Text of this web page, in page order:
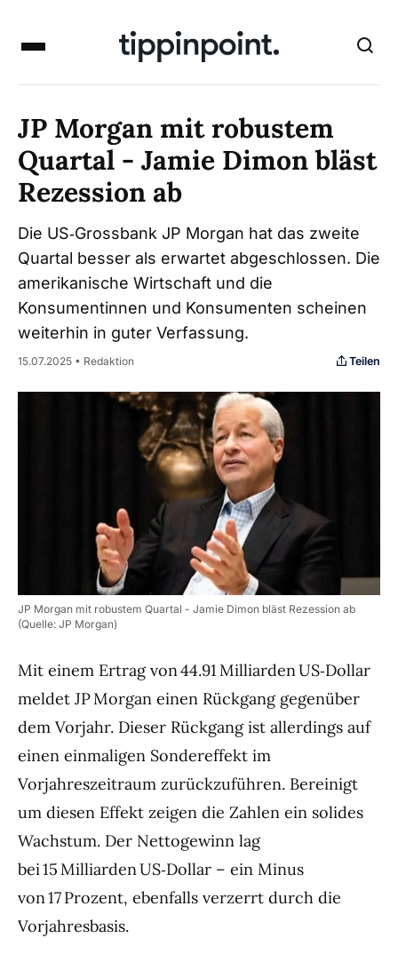
JP Morgan mit robustem
Quartal - Jamie Dimon bläst
Rezession ab
Die US‑Grossbank JP Morgan hat das zweite
Quartal besser als erwartet abgeschlossen. Die
amerikanische Wirtschaft und die
Konsumentinnen und Konsumenten scheinen
weiterhin in guter Verfassung.
15.07.2025 • Redaktion Teilen
JP Morgan mit robustem Quartal - Jamie Dimon bläst Rezession ab
(Quelle: JP Morgan)
Mit einem Ertrag von 44.91 Milliarden US‑Dollar
meldet JP Morgan einen Rückgang gegenüber
dem Vorjahr. Dieser Rückgang ist allerdings auf
einen einmaligen Sondereffekt im
Vorjahreszeitraum zurückzuführen. Bereinigt
um diesen Effekt zeigen die Zahlen ein solides
Wachstum. Der Nettogewinn lag
bei 15 Milliarden US‑Dollar – ein Minus
von 17 Prozent, ebenfalls verzerrt durch die
Vorjahresbasis.